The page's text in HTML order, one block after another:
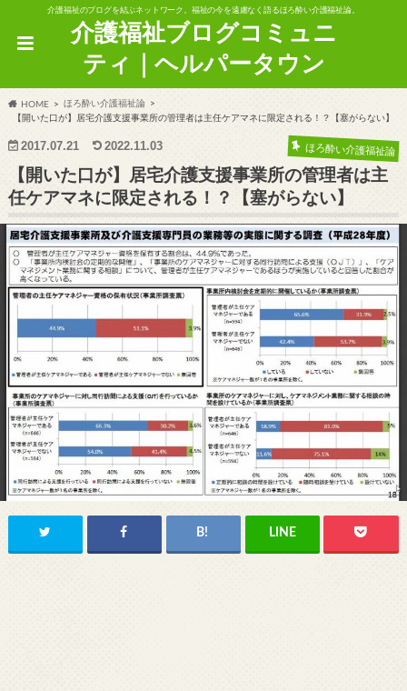
介護福祉のブログを結ぶネットワーク。福祉の今を遠慮なく語るほろ酔い介護福祉論。
介護福祉ブログコミュニ
ティ｜ヘルパータウン
HOME
ほろ酔い介護福祉論
【開いた口が】居宅介護支援事業所の管理者は主任ケアマネに限定される！？【塞がらない】
2017.07.21 2022.11.03 ほろ酔い介護福祉論
【開いた口が】居宅介護支援事業所の管理者は主
任ケアマネに限定される！？【塞がらない】